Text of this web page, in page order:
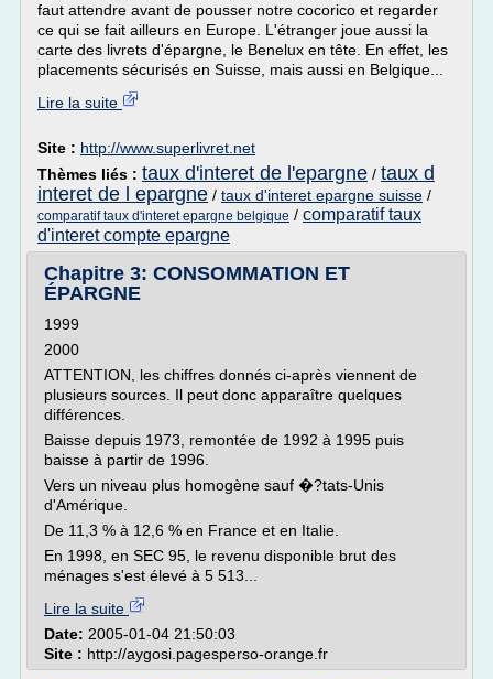
faut attendre avant de pousser notre cocorico et regarder
ce qui se fait ailleurs en Europe. L'étranger joue aussi la
carte des livrets d'épargne, le Benelux en tête. En effet, les
placements sécurisés en Suisse, mais aussi en Belgique...
Lire la suite
Site : http://www.superlivret.net
Thèmes liés : taux d'interet de l'epargne / taux d
interet de l epargne / taux d'interet epargne suisse /
comparatif taux d'interet epargne belgique / comparatif taux
d'interet compte epargne
Chapitre 3: CONSOMMATION ET
ÉPARGNE
1999
2000
ATTENTION, les chiffres donnés ci-après viennent de
plusieurs sources. Il peut donc apparaître quelques
différences.
Baisse depuis 1973, remontée de 1992 à 1995 puis
baisse à partir de 1996.
Vers un niveau plus homogène sauf �?tats-Unis
d'Amérique.
De 11,3 % à 12,6 % en France et en Italie.
En 1998, en SEC 95, le revenu disponible brut des
ménages s'est élevé à 5 513...
Lire la suite
Date: 2005-01-04 21:50:03
Site : http://aygosi.pagesperso-orange.fr